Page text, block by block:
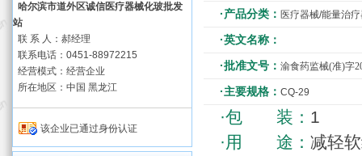
·产品分类： 医疗器械/能量治
·英文名称：
·批准文号： 渝食药监械(准)字
·主要规格： CQ-29
·包 装： 1
·用 途： 减轻
哈尔滨市道外区诚信医疗器械化玻批发
站
联 系 人：郝经理
联系电话：0451-88972215
经营模式：经营企业
所在地区：中国 黑龙江
该企业已通过身份认证